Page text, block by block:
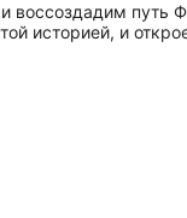
воссоздадим
историей, и